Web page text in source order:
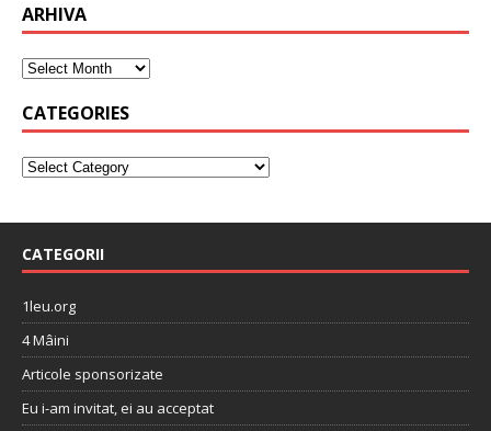
ARHIVA
CATEGORIES
CATEGORII
1leu.org
4 Mâini
Articole sponsorizate
Eu i-am invitat, ei au acceptat